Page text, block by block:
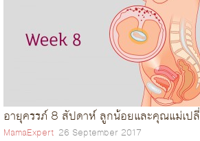
อายุครรภ์ 8 สัปดาห์ ลูกน้อยและคุณแม่เป
MamaExpert 26 September 2017